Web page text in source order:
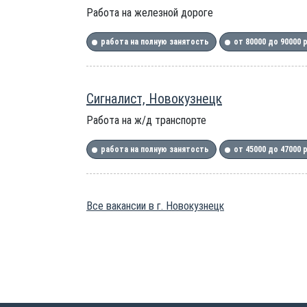
Работа на железной дороге
работа на полную занятость от 80000 до 90000
Сигналист, Новокузнецк
Работа на ж/д транспорте
работа на полную занятость от 45000 до 47000
Все вакансии в г. Новокузнецк